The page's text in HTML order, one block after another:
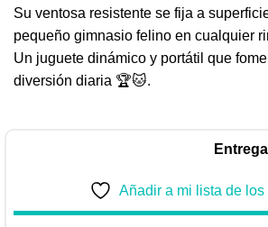
Su ventosa resistente se fija a
pequeño gimnasio felino en cualquier
Un juguete dinámico y portátil que
diversión diaria 🏆🐱.
Añadir a mi lista de los